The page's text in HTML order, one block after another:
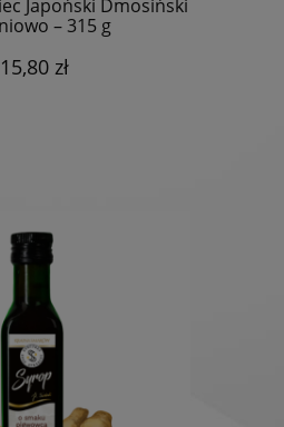
Japoński Dmosiński
– 315 g
15,80 zł